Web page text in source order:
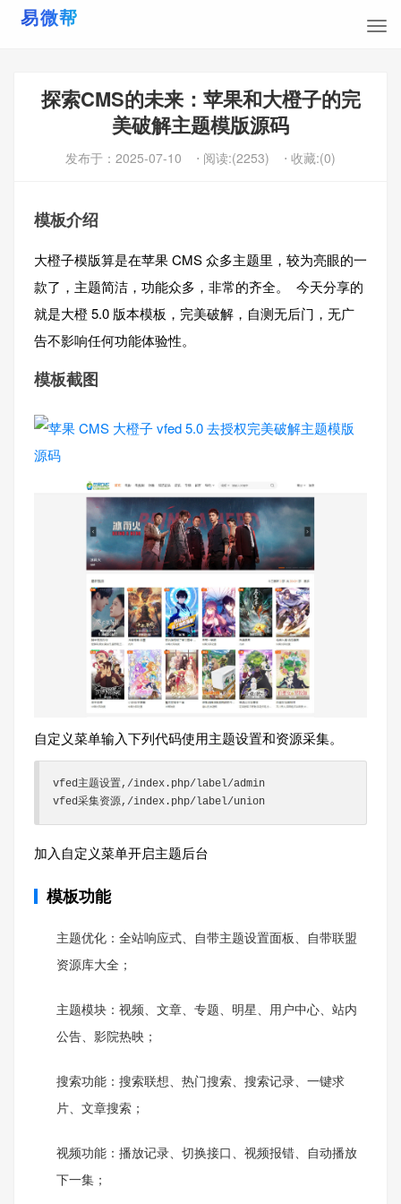
探索CMS的未来：苹果和大橙子的完
美破解主题模版源码
发布于： 2025-07-10 ⋅ 阅读:(2253) ⋅ 收藏:(0)
模板介绍
大橙子模版算是在苹果 CMS 众多主题里，较为亮眼的一
款了，主题简洁，功能众多，非常的齐全。 今天分享的
就是大橙 5.0 版本模板，完美破解，自测无后门，无广
告不影响任何功能体验性。
模板截图
自定义菜单输入下列代码使用主题设置和资源采集。
vfed主题设置,/index.php/label/admin
vfed采集资源,/index.php/label/union
加入自定义菜单开启主题后台
模板功能
主题优化：全站响应式、自带主题设置面板、自带联盟
资源库大全；
主题模块：视频、文章、专题、明星、用户中心、站内
公告、影院热映；
搜索功能：搜索联想、热门搜索、搜索记录、一键求
片、文章搜索；
视频功能：播放记录、切换接口、视频报错、自动播放
下一集；